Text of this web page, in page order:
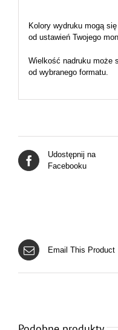
Kolory wydruku mogą
od ustawień Twojego
Wielkość nadruku może
od wybranego formatu.
Udostępnij na
Facebooku
Email This Product